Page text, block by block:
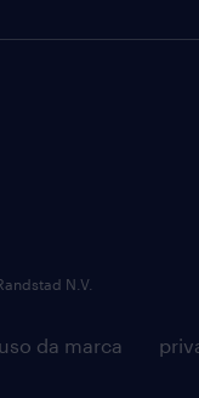
uso da marca
N.V.